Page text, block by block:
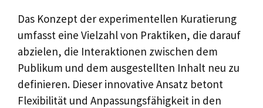
Das Konzept der experimentellen Kuratierung
umfasst eine Vielzahl von Praktiken, die darauf
abzielen, die Interaktionen zwischen dem
Publikum und dem ausgestellten Inhalt neu zu
definieren. Dieser innovative Ansatz betont
Flexibilität und Anpassungsfähigkeit in den